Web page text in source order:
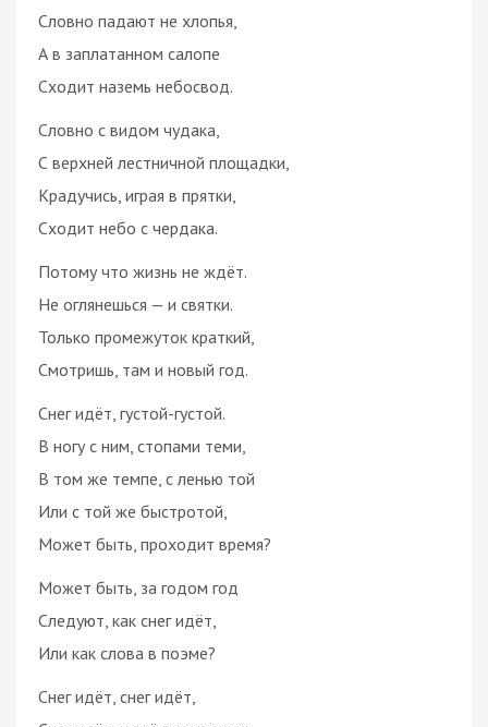
Словно падают не хлопья,
А в заплатанном салопе
Сходит наземь небосвод.
Словно с видом чудака,
С верхней лестничной площадки,
Крадучись, играя в прятки,
Сходит небо с чердака.
Потому что жизнь не ждёт.
Не оглянешься — и святки.
Только промежуток краткий,
Смотришь, там и новый год.
Снег идёт, густой-густой.
В ногу с ним, стопами теми,
В том же темпе, с ленью той
Или с той же быстротой,
Может быть, проходит время?
Может быть, за годом год
Следуют, как снег идёт,
Или как слова в поэме?
Снег идёт, снег идёт,